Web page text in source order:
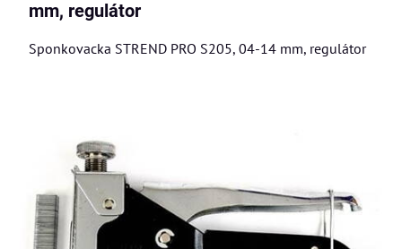
mm, regulátor
Sponkovacka STREND PRO S205, 04-14 mm, regulátor